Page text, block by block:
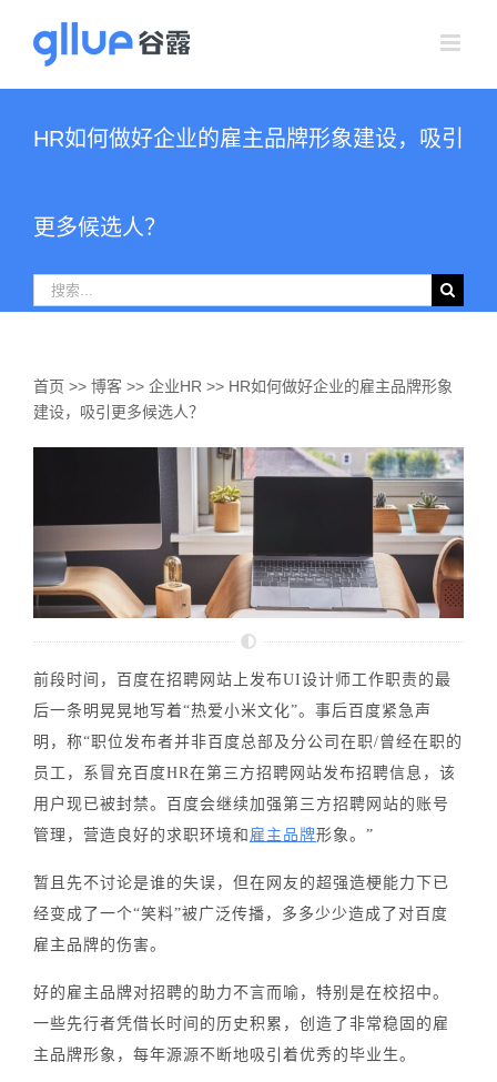
容
HR如何做好企业的雇主品牌形象建设，吸引
更多候选人？
索：
首页 >> 博客 >> 企业HR >> HR如何做好企业的雇主品牌形象
建设，吸引更多候选人？
前段时间，百度在招聘网站上发布UI设计师工作职责的最
后一条明晃晃地写着“热爱小米文化”。事后百度紧急声
明，称“职位发布者并非百度总部及分公司在职/曾经在职的
员工，系冒充百度HR在第三方招聘网站发布招聘信息，该
用户现已被封禁。百度会继续加强第三方招聘网站的账号
管理，营造良好的求职环境和 雇主品牌形象。”
暂且先不讨论是谁的失误，但在网友的超强造梗能力下已
经变成了一个“笑料”被广泛传播，多多少少造成了对百度
雇主品牌的伤害。
好的雇主品牌对招聘的助力不言而喻，特别是在校招中。
一些先行者凭借长时间的历史积累，创造了非常稳固的雇
主品牌形象，每年源源不断地吸引着优秀的毕业生。